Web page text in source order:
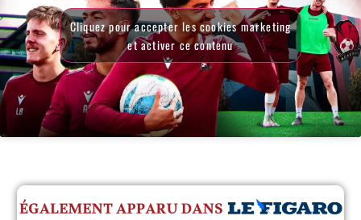
Cliquez pour accepter les cookies marketing
et activer ce contenu